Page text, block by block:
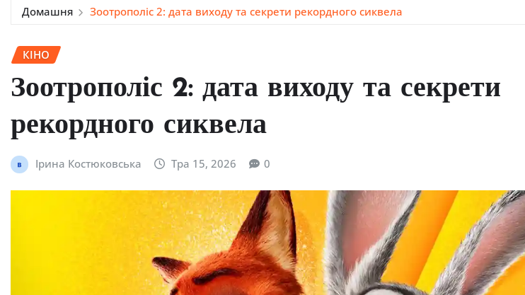
Домашня Зоотрополіс 2: дата виходу та секрети рекордного сиквела
КІНО
Зоотрополіс 2: дата виходу та секрети
рекордного сиквела
Ірина Костюковська Тра 15, 2026 0